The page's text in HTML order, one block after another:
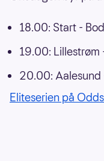
18.00: Start -
19.00: Lillestrøm
20.00: Aalesund
Eliteserien på